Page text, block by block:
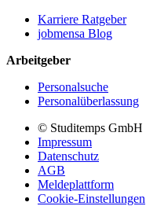
Karriere Ratgeber
jobmensa Blog
Arbeitgeber
Personalsuche
Personalüberlassung
© Studitemps GmbH
Impressum
Datenschutz
AGB
Meldeplattform
Cookie-Einstellungen